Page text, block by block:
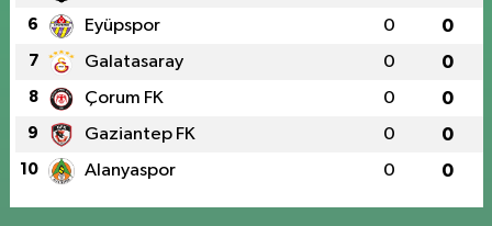
6 Eyüpspor 0 0
7 Galatasaray 0 0
8 Çorum FK 0 0
9 Gaziantep FK 0 0
10 Alanyaspor 0 0